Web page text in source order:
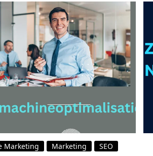
Marketing Marketing SEO